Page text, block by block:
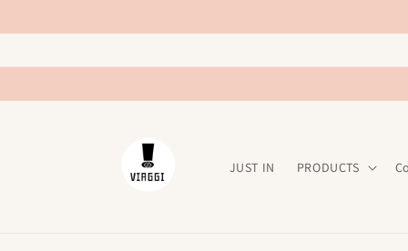
al contenido
JUST IN PRODUCTS